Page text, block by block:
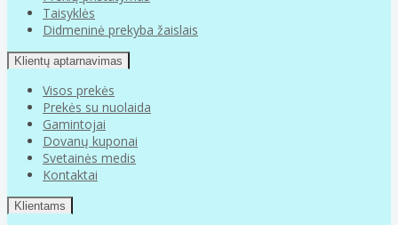
Taisyklės
Didmeninė prekyba žaislais
Klientų aptarnavimas
Visos prekės
Prekės su nuolaida
Gamintojai
Dovanų kuponai
Svetainės medis
Kontaktai
Klientams